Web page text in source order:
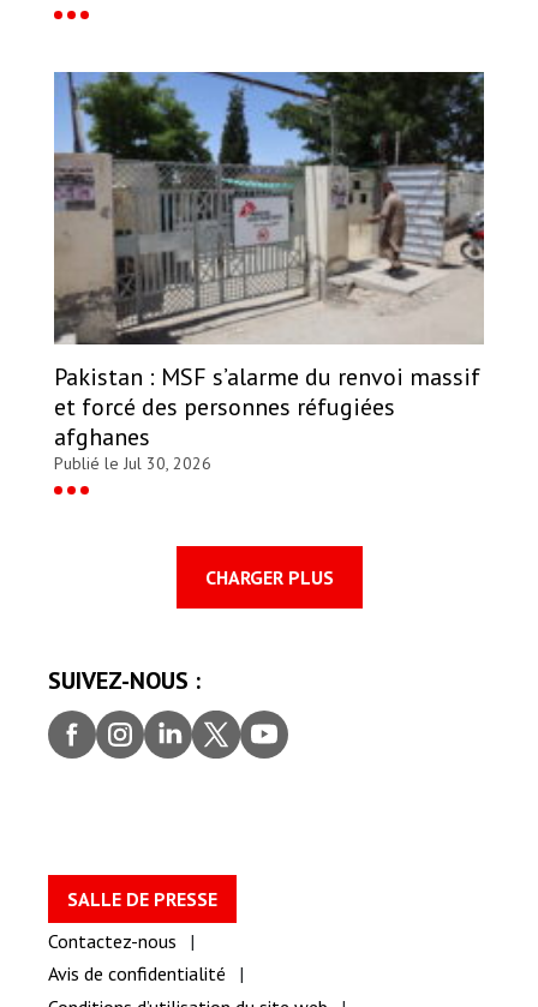
Pakistan : MSF s’alarme du renvoi massif
et forcé des personnes réfugiées
afghanes
Publié le Jul 30, 2026
CHARGER PLUS
SUIVEZ-NOUS :
Faceb
ook
Insta
gram
Linke
dIn
Twitt
er
youtu
be
SALLE DE PRESSE
Contactez-nous
Avis de confidentialité